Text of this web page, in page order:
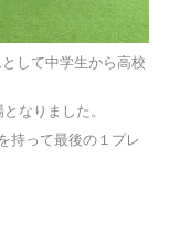
して中学生から高校
なりました。
持って最後の１プレ